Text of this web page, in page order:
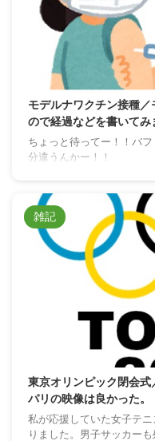
モデルナワクチン接種
ので経過などを書いてみ
ちょっと待ってー！！バ
分違うんかー！！
雑記
東京オリンピック閉会
パリの映像は良かった。
私が応援していた女子テ
りました。男子サッカー